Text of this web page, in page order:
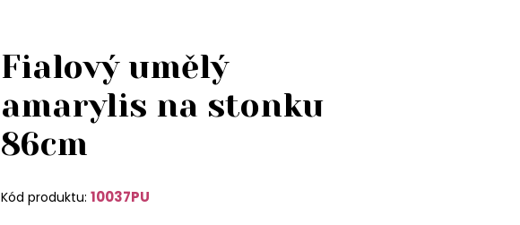
Fialový umělý
amarylis na stonku
86cm
Kód produktu: 10037PU